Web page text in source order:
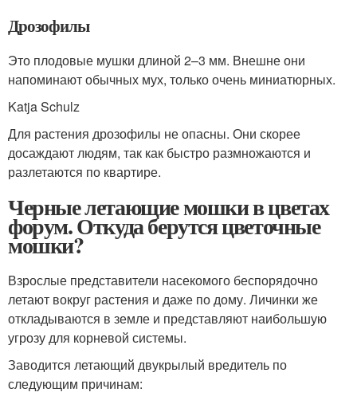
Дрозофилы
Это плодовые мушки длиной 2–3 мм. Внешне они
напоминают обычных мух, только очень миниатюрных.
Katja Schulz
Для растения дрозофилы не опасны. Они скорее
досаждают людям, так как быстро размножаются и
разлетаются по квартире.
Черные летающие мошки в цветах
форум. Откуда берутся цветочные
мошки?
Взрослые представители насекомого беспорядочно
летают вокруг растения и даже по дому. Личинки же
откладываются в земле и представляют наибольшую
угрозу для корневой системы.
Заводится летающий двукрылый вредитель по
следующим причинам: